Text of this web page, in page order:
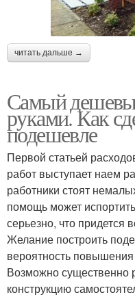
читать дальше →
Самый
руками. Как
подешевле
Первой статьей
работ выступает наем
работники стоят
помощь может
серьезно, что придется
Желание построить
вероятность
Возможно существенно
конструкцию